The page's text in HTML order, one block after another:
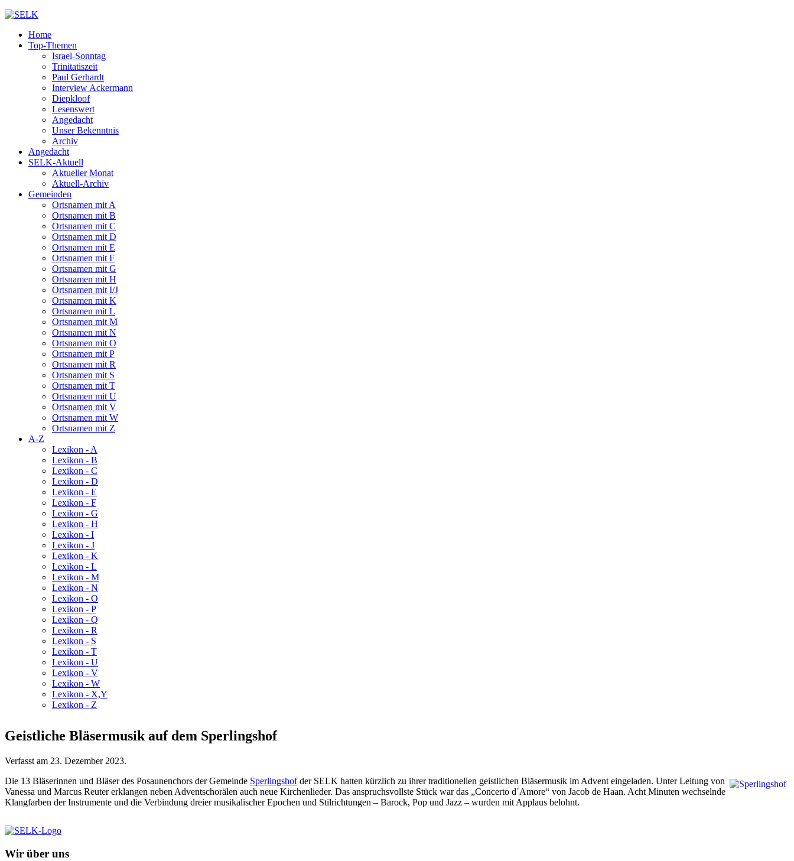
Home
Top-Themen
Israel-Sonntag
Trinitatiszeit
Paul Gerhardt
Interview Ackermann
Diepkloof
Lesenswert
Angedacht
Unser Bekenntnis
Archiv
Angedacht
SELK-Aktuell
Aktueller Monat
Aktuell-Archiv
Gemeinden
Ortsnamen mit A
Ortsnamen mit B
Ortsnamen mit C
Ortsnamen mit D
Ortsnamen mit E
Ortsnamen mit F
Ortsnamen mit G
Ortsnamen mit H
Ortsnamen mit I/J
Ortsnamen mit K
Ortsnamen mit L
Ortsnamen mit M
Ortsnamen mit N
Ortsnamen mit O
Ortsnamen mit P
Ortsnamen mit R
Ortsnamen mit S
Ortsnamen mit T
Ortsnamen mit U
Ortsnamen mit V
Ortsnamen mit W
Ortsnamen mit Z
A-Z
Lexikon - A
Lexikon - B
Lexikon - C
Lexikon - D
Lexikon - E
Lexikon - F
Lexikon - G
Lexikon - H
Lexikon - I
Lexikon - J
Lexikon - K
Lexikon - L
Lexikon - M
Lexikon - N
Lexikon - O
Lexikon - P
Lexikon - Q
Lexikon - R
Lexikon - S
Lexikon - T
Lexikon - U
Lexikon - V
Lexikon - W
Lexikon - X,Y
Lexikon - Z
Geistliche Bläsermusik auf dem Sperlingshof
Verfasst am 23. Dezember 2023.
Die 13 Bläserinnen und Bläser des Posaunenchors der Gemeinde Sperlingshofder SELK hatten kürzlich zu ihrer traditionellen geistlichen Bläsermusik im Advent eingeladen. Unter Leitung von
Vanessa und Marcus Reuter erklangen neben Adventschorälen auch neue Kirchenlieder. Das anspruchsvollste Stück war das „Concerto d´Amore“ von Jacob de Haan. Acht Minuten wechselnde
Klangfarben der Instrumente und die Verbindung dreier musikalischer Epochen und Stilrichtungen – Barock, Pop und Jazz – wurden mit Applaus belohnt.
Wir über uns